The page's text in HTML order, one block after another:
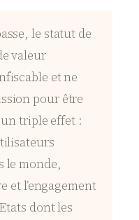
le statut de
valeur
et ne
pour être
triple effet :
le monde,
et l’engagement
dont les